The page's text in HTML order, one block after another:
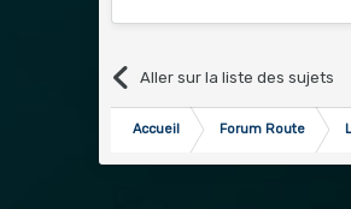
Aller sur la liste des sujets
Accueil Forum Route